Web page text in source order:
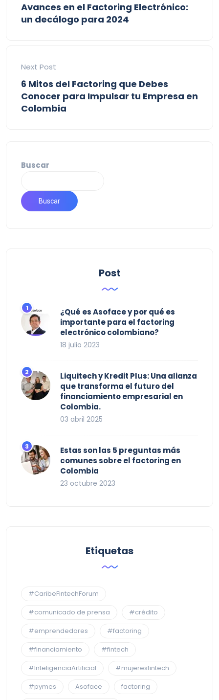
Avances en el Factoring Electrónico:
un decálogo para 2024
Next Post
6 Mitos del Factoring que Debes
Conocer para Impulsar tu Empresa en
Colombia
Buscar
Buscar
Post
¿Qué es Asoface y por qué es
importante para el factoring
electrónico colombiano?
18 julio 2023
Liquitech y Kredit Plus: Una alianza
que transforma el futuro del
financiamiento empresarial en
Colombia.
03 abril 2025
Estas son las 5 preguntas más
comunes sobre el factoring en
Colombia
23 octubre 2023
Etiquetas
#CaribeFintechForum
#comunicado de prensa
#crédito
#emprendedores
#factoring
#financiamiento
#fintech
#InteligenciaArtificial
#mujeresfintech
#pymes
Asoface
factoring